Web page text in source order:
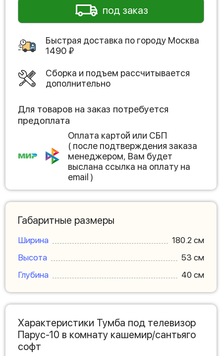
под заказ
Быстрая доставка по городу Москва
1490 ₽
Сборка и подъем рассчитывается
дополнительно
Для товаров на заказ потребуется
предоплата
Оплата картой или СБП
( после подтверждения заказа
менеджером, Вам будет
выслана ссылка на оплату на
email )
Габаритные размеры
Ширина
180.2 см
Высота
53 см
Глубина
40 см
Характеристики Тумба под телевизор
Парус-10 в комнату кашемир/сантьяго
софт